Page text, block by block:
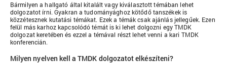
Bármilyen a hallgató által kitalált vagy kiválasztott témában lehet
dolgozatot írni. Gyakran a tudományághoz kötődő tanszékek is
közzétesznek kutatási témákat. Ezek a témák csak ajánlás jellegűek. Ezen
felül más karhoz kapcsolódó témát is ki lehet dolgozni egy TMDK
dolgozat keretében és ezzel a témával részt lehet venni a kari TMDK
konferencián.
Milyen nyelven kell a TMDK dolgozatot elkészíteni?